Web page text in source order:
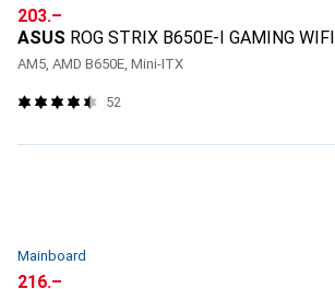
CHF
203.–
ASUS ROG STRIX B650E-I GAMING WIFI
AM5, AMD B650E, Mini-ITX
52
Mainboard
CHF
216.–